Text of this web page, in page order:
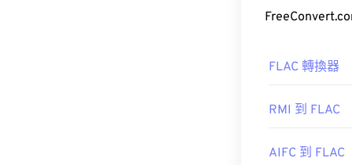
開，例如
開發機構：
實用連結：
https://
解碼。最後，
FLAC 轉換器
RMI 到 FLAC
AIFC 到 FLAC